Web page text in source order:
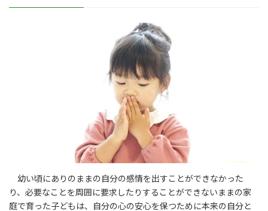
幼い頃にありのままの自分の感情を出すことができなかった
り、必要なことを周囲に要求したりすることができないままの家
庭で育った子どもは、自分の心の安心を保つために本来の自分と